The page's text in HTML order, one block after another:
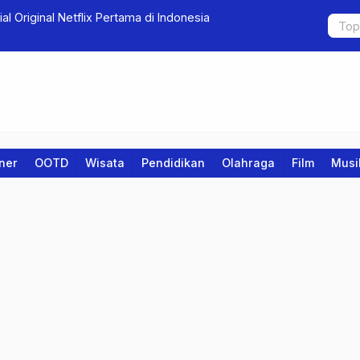
Original Netflix Pertama di Indonesia
Re-Grand
dan
OOTD Wisata Pendidikan Olahraga Film